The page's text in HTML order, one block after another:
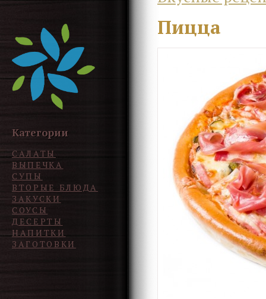
Категории
САЛАТЫ
ВЫПЕЧКА
СУПЫ
ВТОРЫЕ БЛЮДА
ЗАКУСКИ
СОУСЫ
ДЕСЕРТЫ
НАПИТКИ
ЗАГОТОВКИ
Пицца